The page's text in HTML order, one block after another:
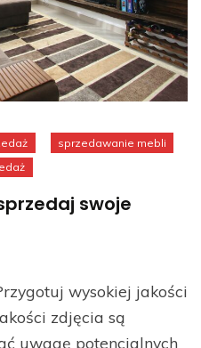
sprzedawanie mebli
swoje
wysokiej jakości
zdjęcia są
uwagę potencjalnych